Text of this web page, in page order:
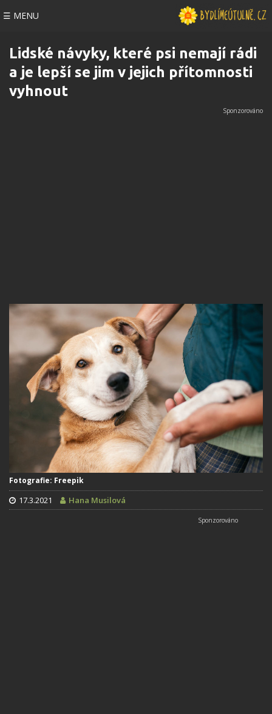
☰ MENU
Lidské návyky, které psi nemají rádi
a je lepší se jim v jejich přítomnosti
vyhnout
Fotografie: Freepik
17.3.2021 Hana Musilová